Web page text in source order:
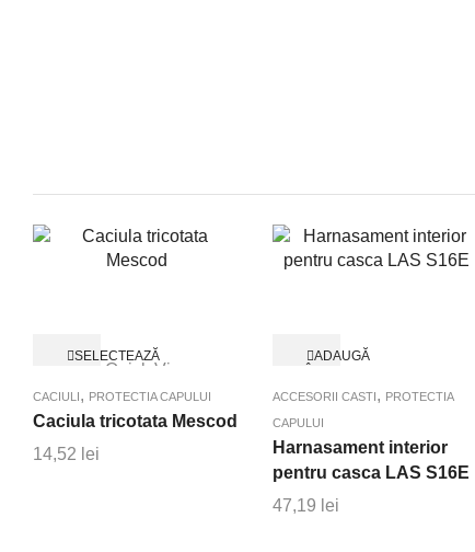
SELECTEAZĂ
OPȚIUNILEprodus
are
mai
Quick View
CACIULI, PROTECTIA CAPULUI
Caciula tricotata Mescod
14,52 lei
ADAUGĂ
ACCESORII CASTI, PROTECTIA
CAPULUI
Harnasament interior
pentru casca LAS S16E
47,19 lei